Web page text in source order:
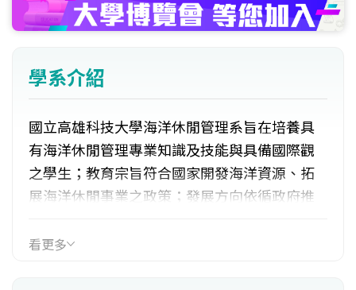
學系介紹
國立高雄科技大學海洋休閒管理系旨在培養具
有海洋休閒管理專業知識及技能與具備國際觀
之學生；教育宗旨符合國家開發海洋資源、拓
展海洋休閒事業之政策；發展方向依循政府推
化趨勢，強調英（語）文教育。學生於本系接
看更多